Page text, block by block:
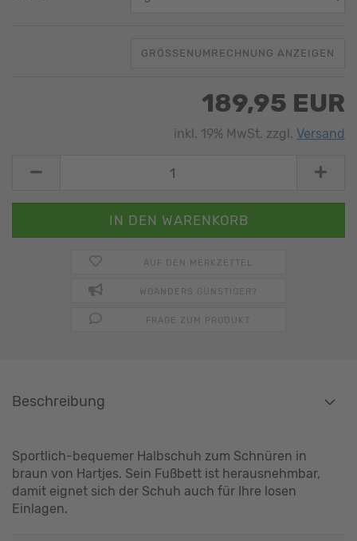
GRÖSSENUMRECHNUNG ANZEIGEN
189,95 EUR
inkl. 19% MwSt. zzgl. Versand
AUF DEN MERKZETTEL
WOANDERS GÜNSTIGER?
FRAGE ZUM PRODUKT
Beschreibung
Sportlich-bequemer Halbschuh zum Schnüren in
braun von Hartjes. Sein Fußbett ist herausnehmbar,
damit eignet sich der Schuh auch für Ihre losen
Einlagen.